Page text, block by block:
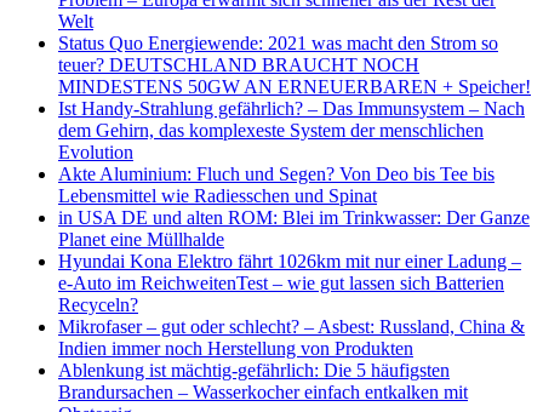
Welt
Status Quo Energiewende: 2021 was macht den Strom so
teuer? DEUTSCHLAND BRAUCHT NOCH
MINDESTENS 50GW AN ERNEUERBAREN + Speicher!
Ist Handy-Strahlung gefährlich? – Das Immunsystem – Nach
dem Gehirn, das komplexeste System der menschlichen
Evolution
Akte Aluminium: Fluch und Segen? Von Deo bis Tee bis
Lebensmittel wie Radiesschen und Spinat
in USA DE und alten ROM: Blei im Trinkwasser: Der Ganze
Planet eine Müllhalde
Hyundai Kona Elektro fährt 1026km mit nur einer Ladung –
e-Auto im ReichweitenTest – wie gut lassen sich Batterien
Recyceln?
Mikrofaser – gut oder schlecht? – Asbest: Russland, China &
Indien immer noch Herstellung von Produkten
Ablenkung ist mächtig-gefährlich: Die 5 häufigsten
Brandursachen – Wasserkocher einfach entkalken mit